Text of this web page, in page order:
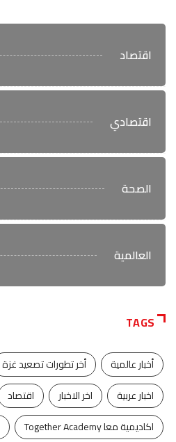
اقتصاد
اقتصادي
الصحة
العالمية
TAGS
أخبار عالمية أخر تطورات تصعيد غزة
اخبار عربية
اخر الاخبار
اقتصاد
اكاديمية معا Together Academy